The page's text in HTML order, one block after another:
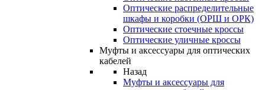
Оптические распределительные
шкафы и коробки (ОРШ и ОРК)
Оптические стоечные кроссы
Оптические уличные кроссы
Муфты и аксессуары для оптических
кабелей
Назад
Муфты и аксессуары для